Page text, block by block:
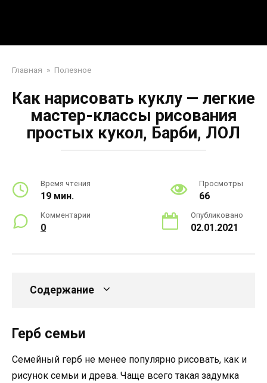
Главная » Полезное
Как нарисовать куклу — легкие
мастер-классы рисования
простых кукол, Барби, ЛОЛ
Время чтения
19 мин.
Просмотры
66
Комментарии
0
Опубликовано
02.01.2021
Содержание
Герб семьи
Семейный герб не менее популярно рисовать, как и
рисунок семьи и древа. Чаще всего такая задумка